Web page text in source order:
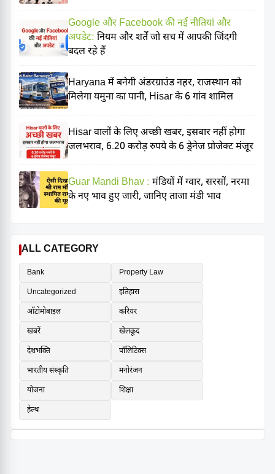
Google और Facebook की नई नीतियां और
अपडेट: नियम और शर्तें जो सच में आपकी जिंदगी
बदल रहे हैं
Haryana में बनेगी अंडरग्राउंड नहर, राजस्थान को
मिलेगा यमुना का पानी, Hisar के 6 गांव शामिल
Hisar वालों के लिए अच्छी खबर, इसबार नहीं होगा
जलभराव, 6.20 करोड़ रुपये के 6 ड्रेनेज प्रोजेक्ट मंजूर
Guar Mandi Bhav : मंडियों में ग्वार, सरसों, नरमा
के नए भाव हुए जारी, जानिए ताजा मंडी भाव
ALL CATEGORY
Bank
Property Law
Uncategorized
इतिहास
ऑटोमोबाइल
करियर
खबरें
खेलकूद
देशभक्ति
पॉलिटिक्स
भारतीय संस्कृति
मनोरंजन
योजना
शिक्षा
हेल्थ